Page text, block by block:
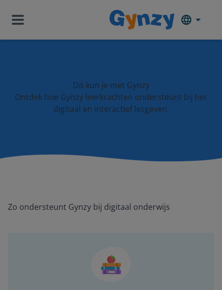
Dit kun je met Gynzy
Ontdek hoe Gynzy leerkrachten ondersteunt bij het
digitaal en interactief lesgeven.
Zo ondersteunt Gynzy bij digitaal onderwijs